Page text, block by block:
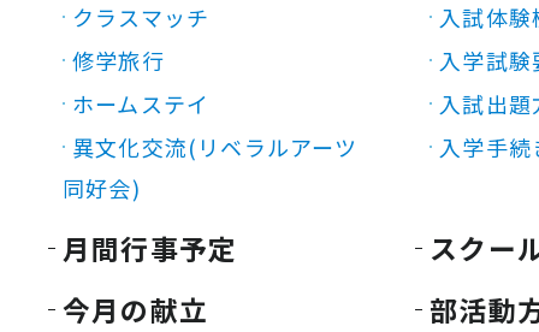
クラスマッチ
修学旅行
ホームステイ
異文化交流(リベラルアーツ
同好会)
入試体験
入学試験
入試出題
入学手続
月間行事予定
今月の献立
スクー
部活動